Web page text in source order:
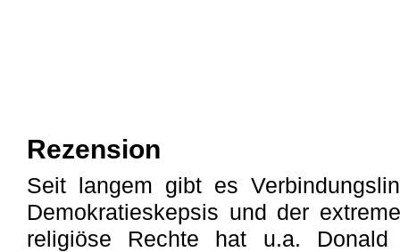
Rezension
Seit langem gibt es
Demokratieskepsis und der
religiöse Rechte hat u.a.